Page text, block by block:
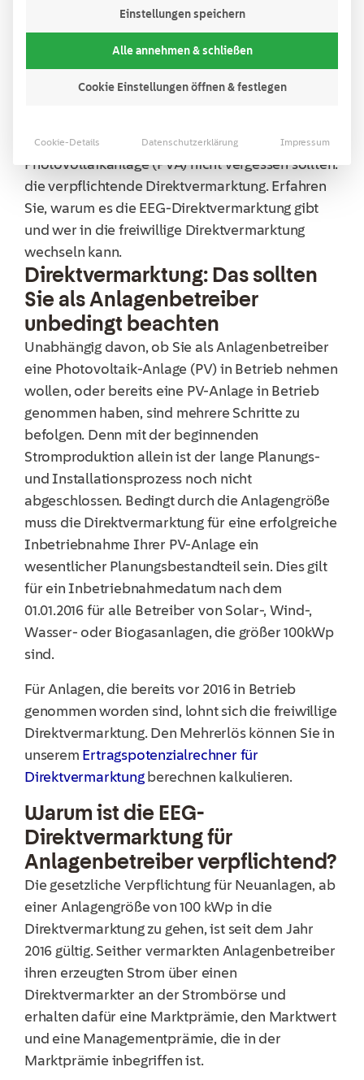
Lesezeit:2Minuten
Inhaltsverzeichnis
Was Sie bei der Inbetriebnahme einer
Photovoltaikanlage (PVA) nicht vergessen sollten:
die verpflichtende Direktvermarktung. Erfahren
Sie, warum es die EEG-Direktvermarktung gibt
und wer in die freiwillige Direktvermarktung
wechseln kann.
Direktvermarktung: Das sollten
Sie als Anlagenbetreiber
unbedingt beachten
Unabhängig davon, ob Sie als Anlagenbetreiber
eine Photovoltaik-Anlage (PV) in Betrieb nehmen
wollen, oder bereits eine PV-Anlage in Betrieb
genommen haben, sind mehrere Schritte zu
befolgen. Denn mit der beginnenden
Stromproduktion allein ist der lange Planungs-
und Installationsprozess noch nicht
abgeschlossen. Bedingt durch die Anlagengröße
muss die Direktvermarktung für eine erfolgreiche
Inbetriebnahme Ihrer PV-Anlage ein
wesentlicher Planungsbestandteil sein. Dies gilt
für ein Inbetriebnahmedatum nach dem
01.01.2016 für alle Betreiber von Solar-, Wind-,
Wasser- oder Biogasanlagen, die größer 100kWp
sind.
Für Anlagen, die bereits vor 2016 in Betrieb
genommen worden sind, lohnt sich die freiwillige
Direktvermarktung. Den Mehrerlös können Sie in
unserem Ertragspotenzialrechner für
Direktvermarktungberechnen kalkulieren.
Warum ist die EEG-
Direktvermarktung für
Anlagenbetreiber verpflichtend?
Die gesetzliche Verpflichtung für Neuanlagen, ab
einer Anlagengröße von 100 kWp in die
Direktvermarktung zu gehen, ist seit dem Jahr
2016 gültig. Seither vermarkten Anlagenbetreiber
ihren erzeugten Strom über einen
Direktvermarkter an der Strombörse und
erhalten dafür eine Marktprämie, den Marktwert
und eine Managementprämie, die in der
Marktprämie inbegriffen ist.
Einstellungen speichern
Alle annehmen & schließen
Cookie Einstellungen öffnen & festlegen
Cookie-Details Datenschutzerklärung Impressum